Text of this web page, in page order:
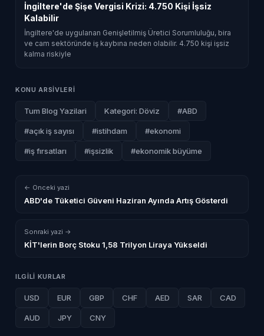
İngiltere'de Şişe Vergisi Krizi: 4.750 Kişi İşsiz
Kalabilir
İngiltere'de uygulanan Genişletilmiş Üretici Sorumluluğu, bira
ve cam sektöründe iş kaybına neden olabilir. 4.750 kişi işsiz
kalma riskiyle
KONU ARSIVLERI
Tum Blog Yazilari Kategori: Döviz #ABD
#açık iş sayısı #istihdam #ekonomi
#iş fırsatları #işsizlik #ekonomik büyüme
← Onceki yazi
ABD'de Tüketici Güveni Haziran Ayında Artış Gösterdi
Sonraki yazi →
KİT'lerin Borç Stoku 1,58 Trilyon Liraya Yükseldi
ILGILI KURLAR
USD EUR GBP CHF AED SAR CAD
AUD JPY CNY